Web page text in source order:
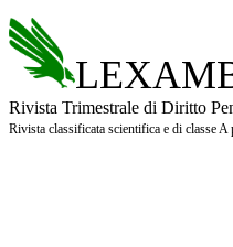
Rivista Trimestrale di Diritto
Rivista classificata scientifica e di classe